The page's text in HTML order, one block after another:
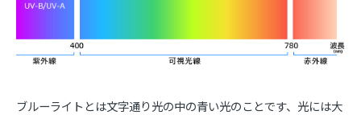
ブルーライトとは文字通り光の中の青い光のことです、光には大